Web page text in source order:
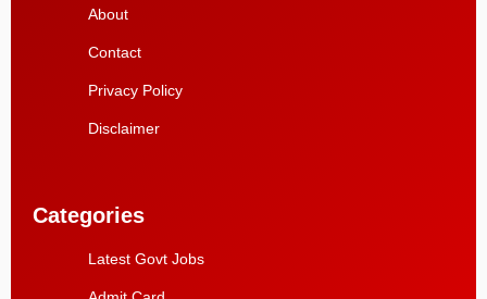
About
Contact
Privacy Policy
Disclaimer
Categories
Latest Govt Jobs